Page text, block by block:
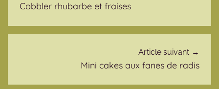
Cobbler rhubarbe et fraises
Article suivant
Mini cakes aux fanes de radis